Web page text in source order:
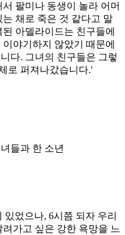
팔미나 동생이 놀라 어머
채로 죽은 것 같다고 말
아델라이드는 친구들에
야기하지 않았기 때문에
다. 그녀의 친구들은 그렇
로 퍼져나갔습니다.'
들과 한 소년
었으나, 6시쯤 되자 우리
가고 싶은 강한 욕망을 느